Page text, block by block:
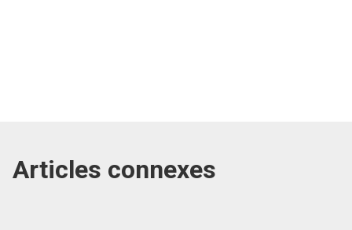
Articles connexes